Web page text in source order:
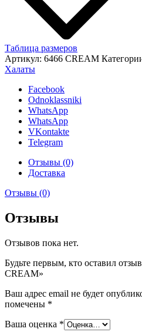
Таблица размеров
Артикул: 6466 CREAM
Халаты
Facebook
Odnoklassniki
WhatsApp
WhatsApp
VKontakte
Telegram
Отзывы (0)
Доставка
Отзывы (0)
Отзывы
Отзывов пока нет.
Будьте первым, кто оставил
CREAM»
Ваш адрес email не будет
помечены *
Ваша оценка *